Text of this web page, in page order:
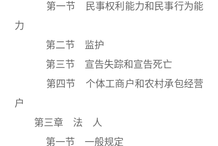
第一节 民事权利能力和民事行为能
力
第二节 监护
第三节 宣告失踪和宣告死亡
第四节 个体工商户和农村承包经营
户
第三章 法 人
第一节 一般规定